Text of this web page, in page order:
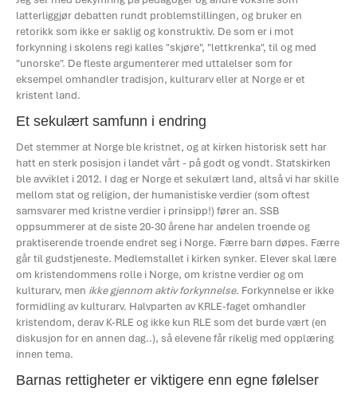
latterliggjør debatten rundt problemstillingen, og bruker en
retorikk som ikke er saklig og konstruktiv. De som er i mot
forkynning i skolens regi kalles "skjøre", "lettkrenka", til og med
"unorske". De fleste argumenterer med uttalelser som for
eksempel omhandler tradisjon, kulturarv eller at Norge er et
kristent land.
Et sekulært samfunn i endring
Det stemmer at Norge ble kristnet, og at kirken historisk sett har
hatt en sterk posisjon i landet vårt - på godt og vondt. Statskirken
ble avviklet i 2012. I dag er Norge et sekulært land, altså vi har skille
mellom stat og religion, der humanistiske verdier (som oftest
samsvarer med kristne verdier i prinsipp!) fører an. SSB
oppsummerer at de siste 20-30 årene har andelen troende og
praktiserende troende endret seg i Norge. Færre barn døpes. Færre
går til gudstjeneste. Medlemstallet i kirken synker. Elever skal lære
om kristendommens rolle i Norge, om kristne verdier og om
kulturarv, men ikke gjennom aktiv forkynnelse. Forkynnelse er ikke
formidling av kulturarv. Halvparten av KRLE-faget omhandler
kristendom, derav K-RLE og ikke kun RLE som det burde vært (en
diskusjon for en annen dag..), så elevene får rikelig med opplæring
innen tema.
Barnas rettigheter er viktigere enn egne følelser